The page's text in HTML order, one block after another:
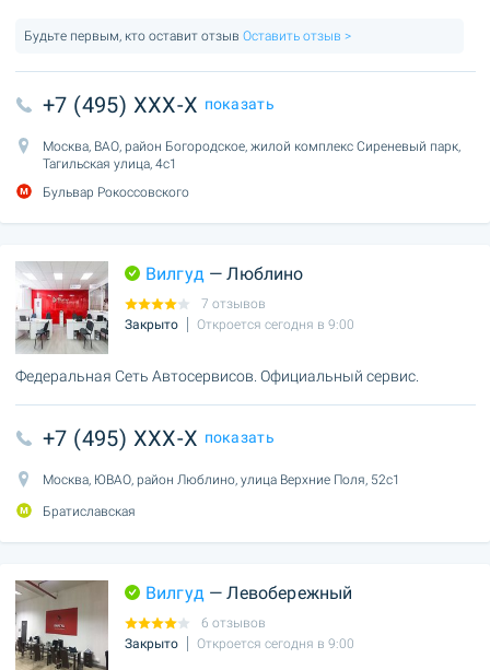
Будьте первым, кто оставит отзыв Оставить отзыв >
+7 (495) XXX-X показать
Москва, ВАО, район Богородское, жилой комплекс Сиреневый парк,
Тагильская улица, 4с1
Бульвар Рокоссовского
Вилгуд — Люблино
7 отзывов
Закрыто
Откроется сегодня в 9:00
Федеральная Сеть Автосервисов. Официальный сервис.
+7 (495) XXX-X показать
Москва, ЮВАО, район Люблино, улица Верхние Поля, 52с1
Братиславская
Вилгуд — Левобережный
6 отзывов
Закрыто
Откроется сегодня в 9:00